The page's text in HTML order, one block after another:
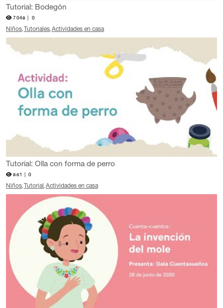
Tutorial: Bodegón
7048 | 0
Niños Tutoriales Actividades en casa
Tutorial: Olla con forma de perro
861 | 0
Niños Tutorial Actividades en casa